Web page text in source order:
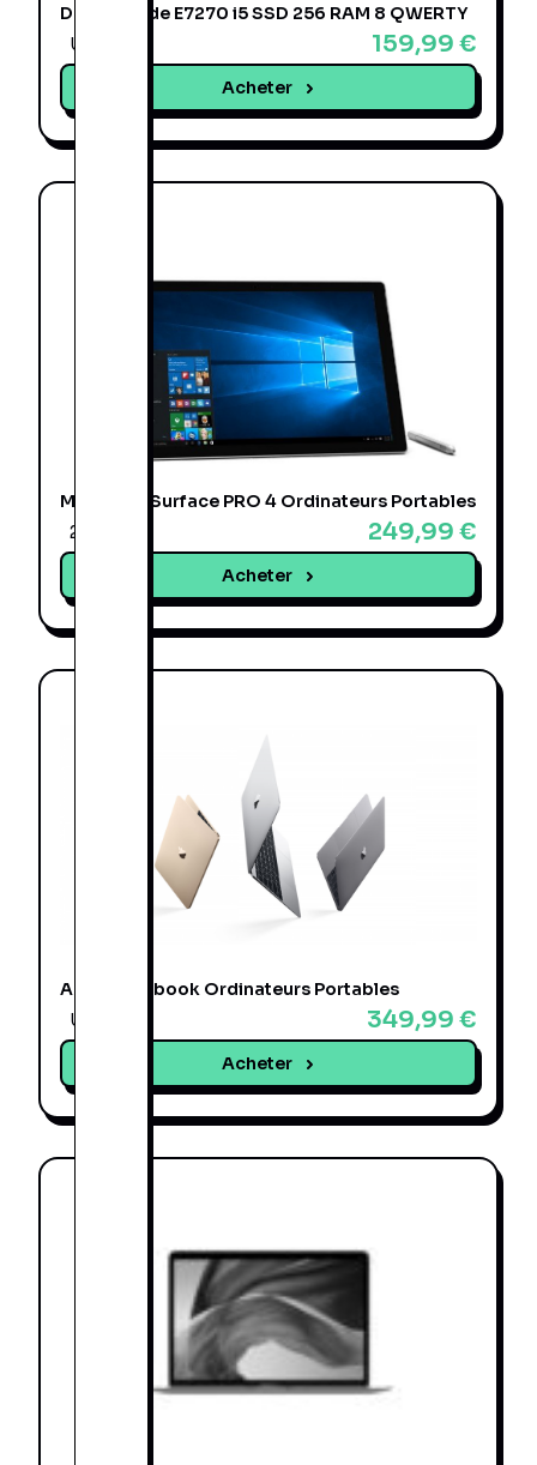
Dell Latitude E7270 i5 SSD 256 RAM 8 QWERTY
Une offre
159,99 €
Acheter
Microsoft Surface PRO 4 Ordinateurs Portables
2 offres
249,99 €
Acheter
Apple Macbook Ordinateurs Portables
Une offre
349,99 €
Acheter